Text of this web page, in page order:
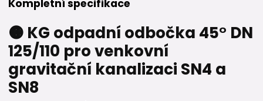
Kompletní specifikace
🟠 KG odpadní odbočka 45° DN
125/110 pro venkovní
gravitační kanalizaci SN4 a
SN8